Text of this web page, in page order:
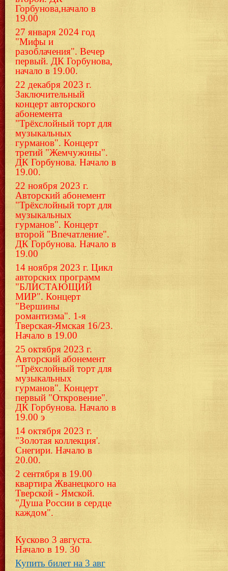
Горбунова,начало в
19.00
27 января 2024 год
"Мифы и
разоблачения". Вечер
первый. ДК Горбунова,
начало в 19.00.
22 декабря 2023 г.
Заключительный
концерт авторского
абонемента
"Трёхслойный торт для
музыкальных
гурманов". Концерт
третий "Жемчужины".
ДК Горбунова. Начало в
19.00.
22 ноября 2023 г.
Авторский абонемент
"Трёхслойный торт для
музыкальных
гурманов". Концерт
второй "Впечатление".
ДК Горбунова. Начало в
19.00
14 ноября 2023 г. Цикл
авторских программ
"БЛИСТАЮЩИЙ
МИР". Концерт
"Вершины
романтизма". 1-я
Тверская-Ямская 16/23.
Начало в 19.00
25 октября 2023 г.
Авторский абонемент
"Трёхслойный торт для
музыкальных
гурманов". Концерт
первый "Откровение".
ДК Горбунова. Начало в
19.00 э
14 октября 2023 г.
"Золотая коллекция'.
Снегири. Начало в
20.00.
2 сентября в 19.00
квартира Жванецкого на
Тверской - Ямской.
"Душа России в сердце
каждом".
Кусково 3 августа.
Начало в 19. 30
Купить билет на 3 авг